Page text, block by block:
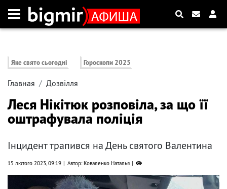
Яке свято сьогодні Гороскопи 2025
Главная Дозвілля
Леся Нікітюк розповіла, за що її
оштрафувала поліція
Інцидент трапився на День святого Валентина
15 лютого 2023, 09:19 Автор: Коваленко Наталья